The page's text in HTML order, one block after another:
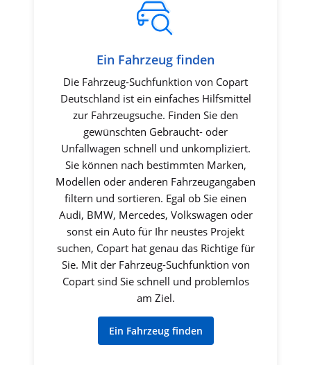
Ein Fahrzeug finden
Die Fahrzeug-Suchfunktion von Copart
Deutschland ist ein einfaches Hilfsmittel
zur Fahrzeugsuche. Finden Sie den
gewünschten Gebraucht- oder
Unfallwagen schnell und unkompliziert.
Sie können nach bestimmten Marken,
Modellen oder anderen Fahrzeugangaben
filtern und sortieren. Egal ob Sie einen
Audi, BMW, Mercedes, Volkswagen oder
sonst ein Auto für Ihr neustes Projekt
suchen, Copart hat genau das Richtige für
Sie. Mit der Fahrzeug-Suchfunktion von
Copart sind Sie schnell und problemlos
am Ziel.
Ein Fahrzeug finden